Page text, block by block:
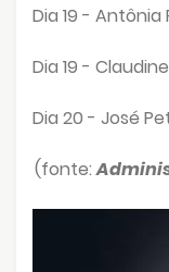
Dia 19 -
Dia 19 -
Dia 20 - José
(fonte: